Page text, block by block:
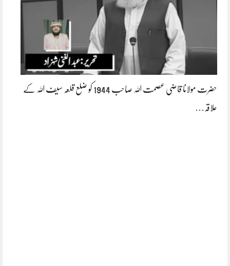
حضرت مولانا قاضی عصمت اللہ صاحب 1944 کو ضلع قلعہ سیف اللہ کے
علاقہ…